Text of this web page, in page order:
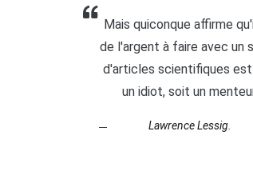
Mais quiconque affirme
de l'argent à faire avec un
d'articles scientifiques
un idiot, soit un
Lawrence Lessig.